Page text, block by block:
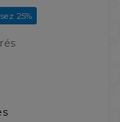
25%